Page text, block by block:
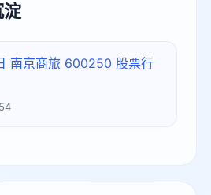
淀
南京商旅 600250 股票行